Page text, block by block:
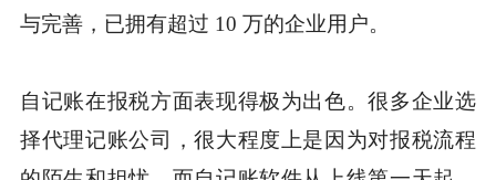
与完善，已拥有超过 10 万的企业用户。
自记账在报税方面表现得极为出色。很多企业选
择代理记账公司，很大程度上是因为对报税流程